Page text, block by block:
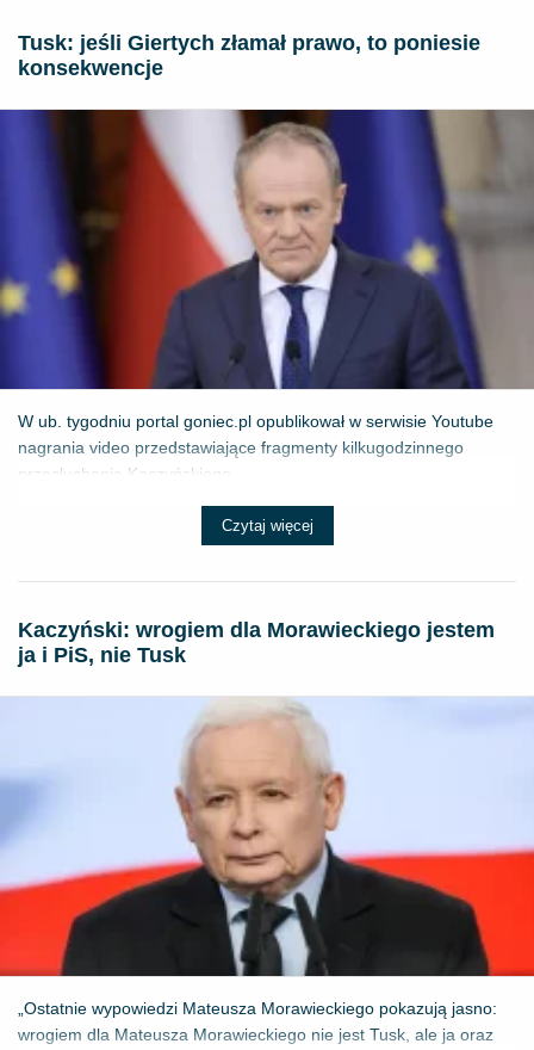
Tusk: jeśli Giertych złamał prawo, to poniesie
konsekwencje
W ub. tygodniu portal goniec.pl opublikował w serwisie Youtube
nagrania video przedstawiające fragmenty kilkugodzinnego
przesłuchania Kaczyńskiego...
Czytaj więcej
Kaczyński: wrogiem dla Morawieckiego jestem
ja i PiS, nie Tusk
„Ostatnie wypowiedzi Mateusza Morawieckiego pokazują jasno:
wrogiem dla Mateusza Morawieckiego nie jest Tusk, ale ja oraz